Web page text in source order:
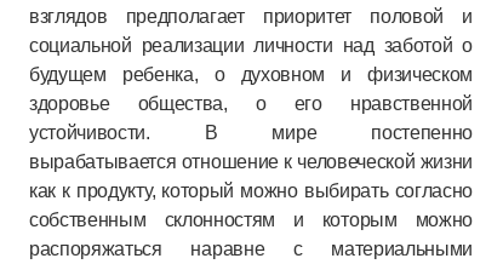
взглядов предполагает приоритет половой и
социальной реализации личности над заботой о
будущем ребенка, о духовном и физическом
здоровье общества, о его нравственной
устойчивости. В мире постепенно
вырабатывается отношение к человеческой жизни
как к продукту, который можно выбирать согласно
собственным склонностям и которым можно
распоряжаться наравне с материальными